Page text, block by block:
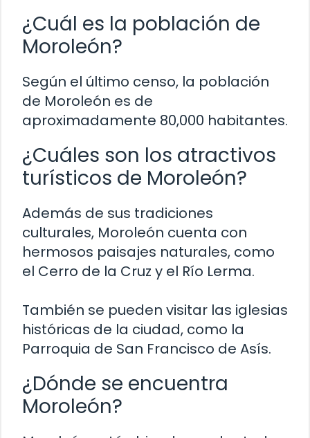
¿Cuál es la población de
Moroleón?
Según el último censo, la población
de Moroleón es de
aproximadamente 80,000 habitantes.
¿Cuáles son los atractivos
turísticos de Moroleón?
Además de sus tradiciones
culturales, Moroleón cuenta con
hermosos paisajes naturales, como
el Cerro de la Cruz y el Río Lerma.
También se pueden visitar las iglesias
históricas de la ciudad, como la
Parroquia de San Francisco de Asís.
¿Dónde se encuentra
Moroleón?